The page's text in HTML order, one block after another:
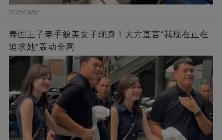
2026/08/07
泰国王子牵手貌美女子现身！大方直言“我现在正在
追求她”轰动全网